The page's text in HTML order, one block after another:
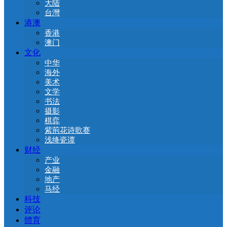
大陆
台灣
港澳
香港
澳门
文化
中华
海外
美术
文学
书法
摄影
棋弈
紫荊花诗歌赛
浅绛瓷谭
财经
产业
金融
地产
马经
科技
评论
體育